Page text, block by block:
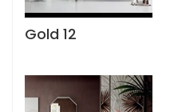
Gold 12